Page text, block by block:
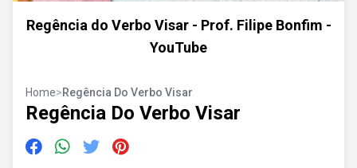
Regência do Verbo Visar - Prof. Filipe Bonfim -
YouTube
Home>Regência Do Verbo Visar
Regência Do Verbo Visar